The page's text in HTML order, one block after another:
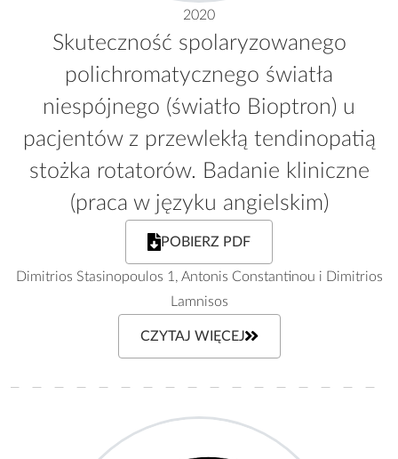
2020
Skuteczność spolaryzowanego
polichromatycznego światła
niespójnego (światło Bioptron) u
pacjentów z przewlekłą tendinopatią
stożka rotatorów. Badanie kliniczne
(praca w języku angielskim)
POBIERZ PDF
Dimitrios Stasinopoulos 1, Antonis Constantinou i Dimitrios
Lamnisos
CZYTAJ WIĘCEJ